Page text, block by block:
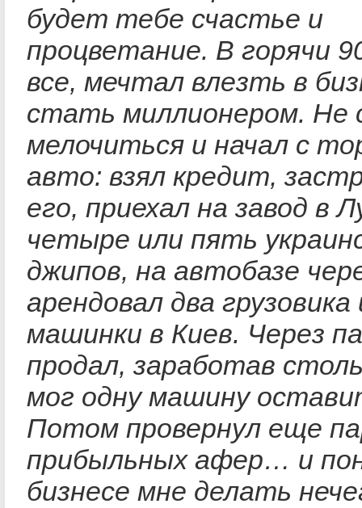
будет тебе счастье и
процветание. В горячи
все, мечтал влезть в
стать миллионером. Не
мелочиться и начал с
авто: взял кредит,
его, приехал на завод в
четыре или пять
джипов, на автобазе
арендовал два грузовика
машинки в Киев. Через
продал, заработав
мог одну машину
Потом провернул еще
прибыльных афер… и
бизнесе мне делать